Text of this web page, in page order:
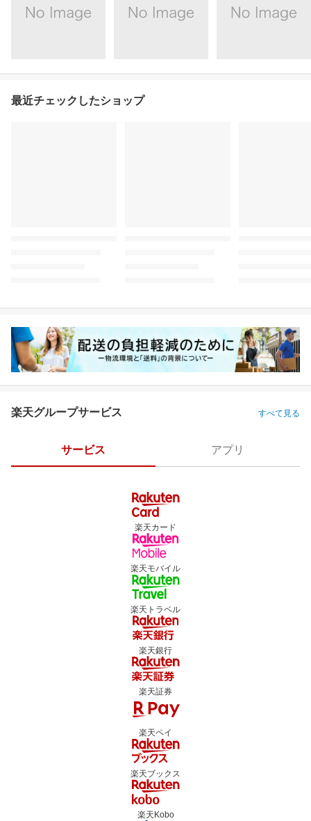
最近チェックしたショップ
楽天グループサービス すべて見る
サービス アプリ
楽天カード
楽天モバイル
楽天トラベル
楽天銀行
楽天証券
楽天ペイ
楽天ブックス
楽天Kobo